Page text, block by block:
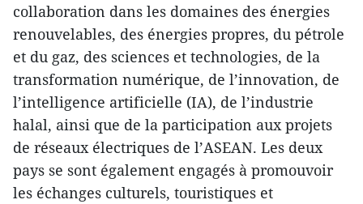
collaboration dans les domaines des énergies
renouvelables, des énergies propres, du pétrole
et du gaz, des sciences et technologies, de la
transformation numérique, de l’innovation, de
l’intelligence artificielle (IA), de l’industrie
halal, ainsi que de la participation aux projets
de réseaux électriques de l’ASEAN. Les deux
pays se sont également engagés à promouvoir
les échanges culturels, touristiques et